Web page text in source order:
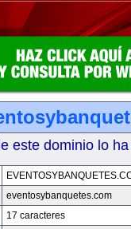
este dominio lo
eventosybanquetes.com
17 caracteres